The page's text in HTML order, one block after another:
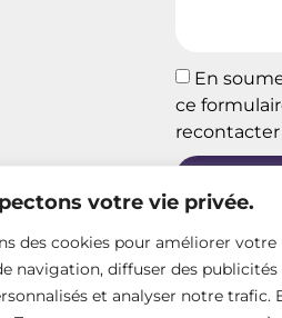
votre vie privée.
des cookies pour améliorer votre
navigation, diffuser des publicités
et analyser notre trafic.
En
ce
MISSIONS